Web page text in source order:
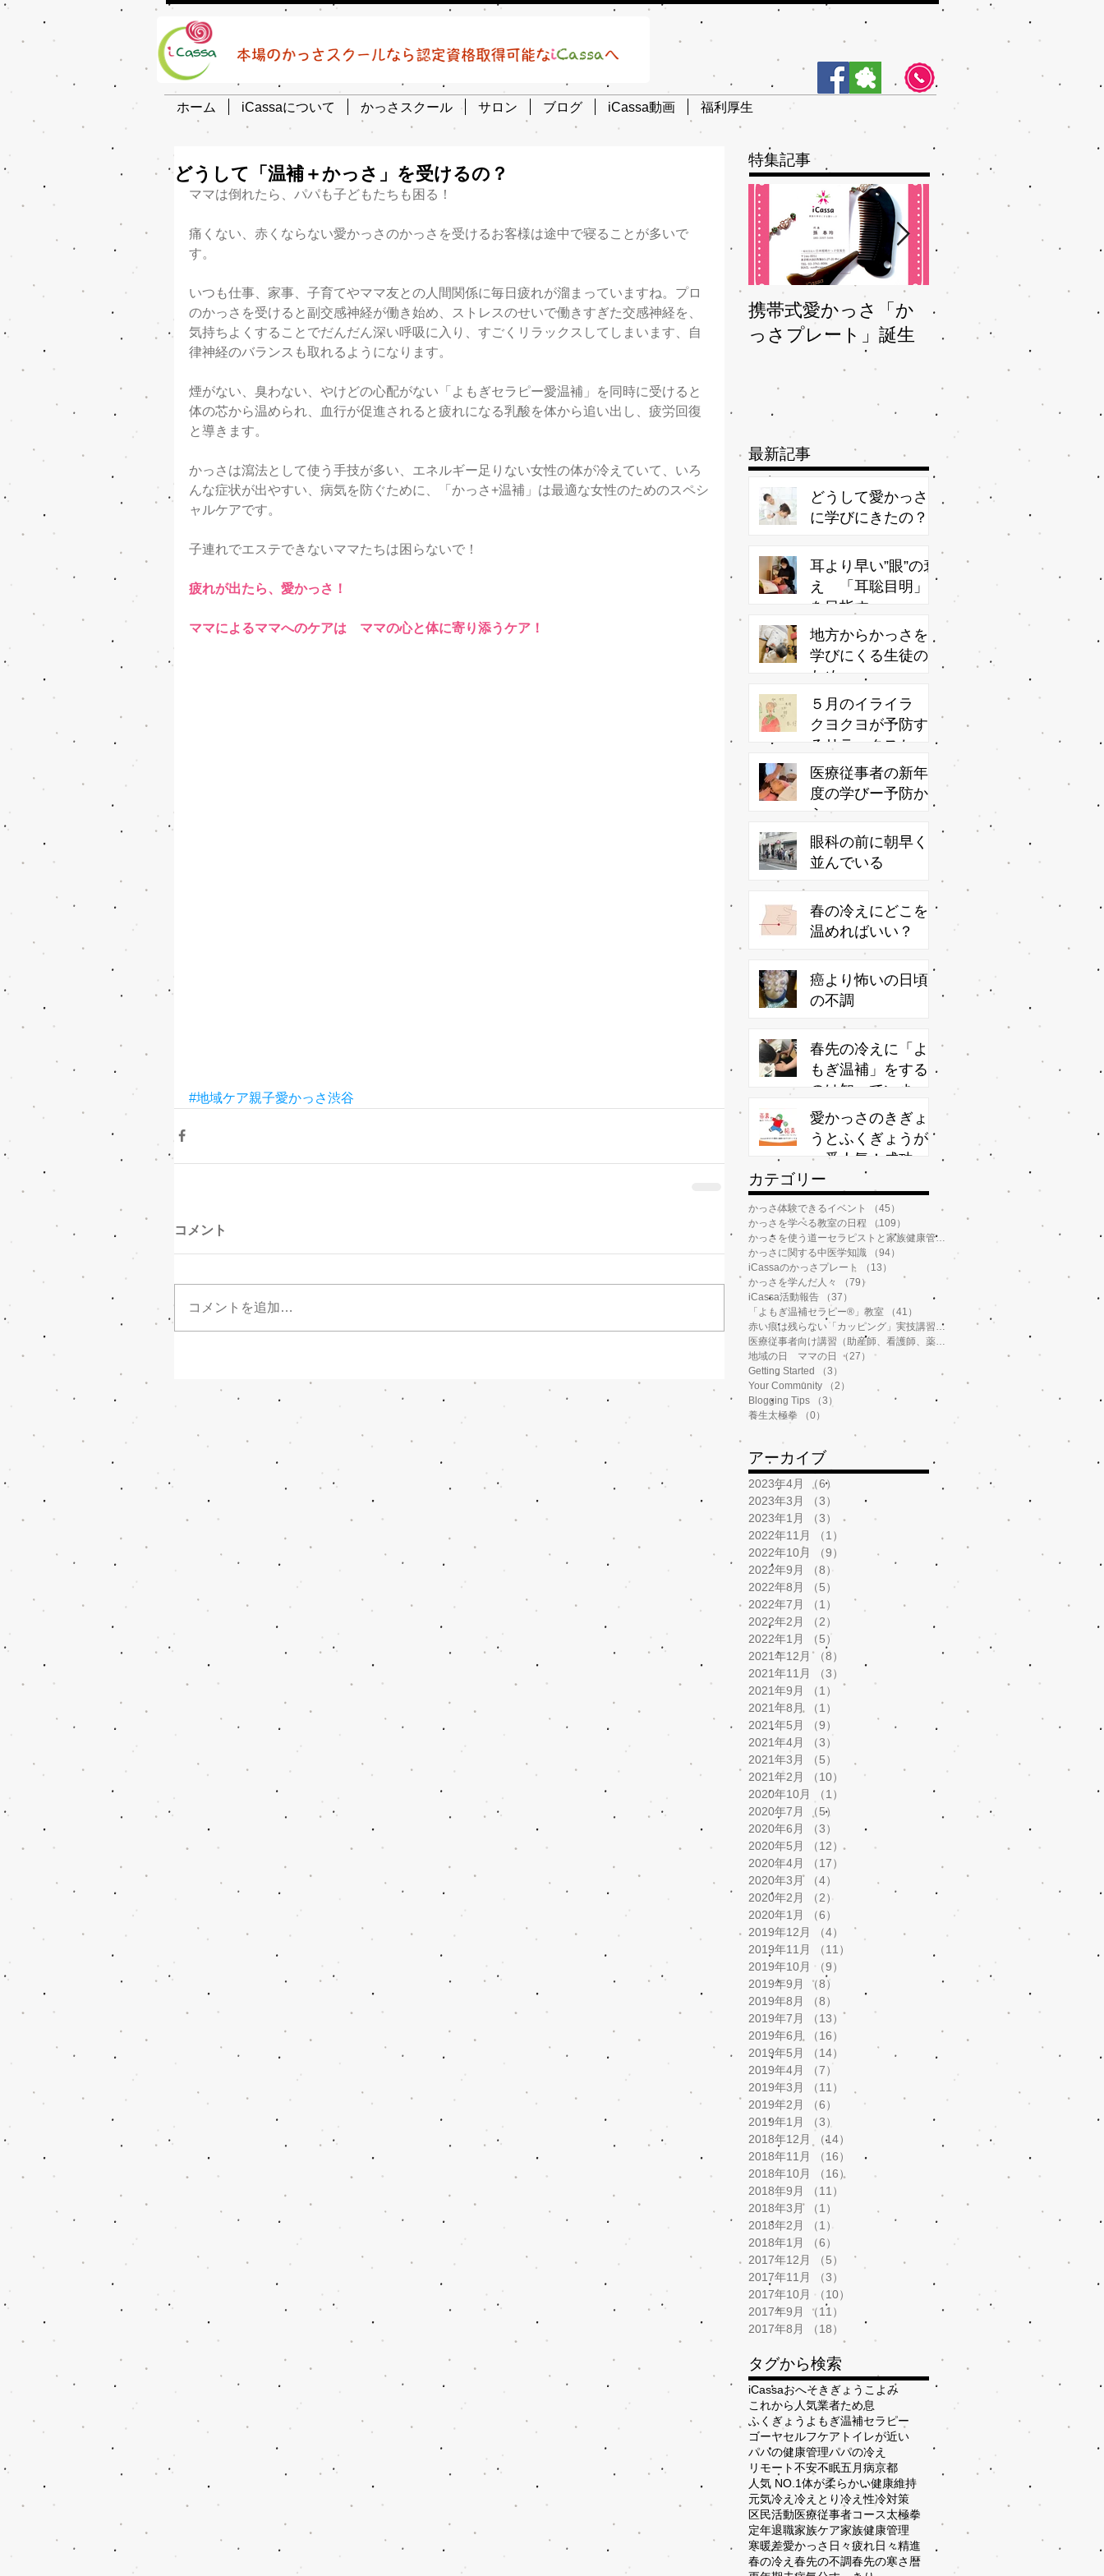
ホーム iCassaについて かっさスクール サロン ブログ iCassa動画 福利厚生
どうして「温補＋かっさ」を受けるの？
ママは倒れたら、パパも子どもたちも困る！
痛くない、赤くならない愛かっさのかっさを受けるお客様は途中で寝ることが多いで
す。
いつも仕事、家事、子育てやママ友との人間関係に毎日疲れが溜まっていますね。プロ
のかっさを受けると副交感神経が働き始め、ストレスのせいで働きすぎた交感神経を、
気持ちよくすることでだんだん深い呼吸に入り、すごくリラックスしてしまいます、自
律神経のバランスも取れるようになります。
煙がない、臭わない、やけどの心配がない「よもぎセラピー愛温補」を同時に受けると
体の芯から温められ、血行が促進されると疲れになる乳酸を体から追い出し、疲労回復
と導きます。
かっさは瀉法として使う手技が多い、エネルギー足りない女性の体が冷えていて、いろ
んな症状が出やすい、病気を防ぐために、「かっさ+温補」は最適な女性のためのスペシ
ャルケアです。
子連れでエステできないママたちは困らないで！
疲れが出たら、愛かっさ！
ママによるママへのケアは　ママの心と体に寄り添うケア！
#地域ケア親子愛かっさ渋谷
コメント
コメントを追加…
特集記事
携帯式愛かっさ「か
っさプレート」誕生
夏バテバテを脱つ、
秋ガサガサを予防
最新記事
どうして愛かっさ
に学びにきたの？
耳より早い”眼”の衰
え 「耳聡目明」
を目指す
地方からかっさを
学びにくる生徒の
ため
５月のイライラ
クヨクヨが予防す
るリラックスかっ
さ
医療従事者の新年
度の学びー予防か
ら
眼科の前に朝早く
並んでいる
春の冷えにどこを
温めればいい？
癌より怖いの日頃
の不調
春先の冷えに「よ
もぎ温補」をする
のは知っています
か？
愛かっさのきぎょ
うとふくぎょうが
一番人気！成功率
が高いわけ
​カテゴリー
かっさ体験できるイベント （45）
45件の記事
かっさを学べる教室の日程
（109）
かっさを使う道ーセラピストと家族健康管理
かっさに関する中医学知識
（94）
iCassaのかっさプレート
（13）
かっさを学んだ人々
（79）
79件の記事
iCassa活動報告
（37）
「よもぎ温補セラピー®️」教室
（41）
赤い痕は残らない「カッピング」実技講習（6）
6件の記事
地域の日 ママの日
（27）
27件の記事
Getting Started
（3）
Your Community
（2）
Blogging Tips
（3）
養生太極拳
（0）
アーカイブ
2023年4月 （6）
2023年3月
（3）
3件の記事
2023年1月
（3）
3件の記事
2022年11月
（1）
2022年10月
（9）
9件の記事
2022年9月
（8）
2022年8月
（5）
2022年7月
（1）
1件の記事
2022年2月
（2）
2022年1月
（5）
2021年12月
（8）
2021年11月
（3）
2021年9月
（1）
2021年8月
（1）
2021年5月
（9）
2021年4月
（3）
2021年3月
（5）
2021年2月
（10）
10件の記事
2020年10月
（1）
2020年7月
（5）
2020年6月
（3）
3件の記事
2020年5月
（12）12件の記事
2020年4月
（17）
2020年3月
（4）
4件の記事
2020年2月
（2）
2020年1月
（6）
2019年12月
（4）
4件の記事
2019年11月
（11）
2019年10月 （9）
2019年9月
（8）
2019年8月
（8）
2019年7月
（13） 13件の記事
2019年6月
（16）
2019年5月
（14）
14件の記事
2019年4月
（7）
2019年3月
（11）
2019年2月
（6）
6件の記事
2019年1月
（3）
2018年12月
（14）
2018年11月
（16）
16件の記事
2018年10月
（16）
16件の記事
2018年9月
（11）
2018年3月
（1）
1件の記事
2018年2月
（1）
2018年1月
（6）
2017年12月
（5）
5件の記事
2017年11月
（3）
2017年10月 （10）
2017年9月
（11）
2017年8月
（18）
タグから検索
iCassaおへそきぎょう こよみ
これから人気業者ため息
ふくぎょう よもぎ温補セラピー
ゴーヤセルフケア トイレが近い
パパの健康管理パパの冷え
リモート不安不眠五月病京都
人気 NO.1体が柔らかい健康維持
元気冷え 冷えとり冷え性冷対策
区民活動医療従事者コース太極拳
定年退職家族ケア家族健康管理
寒暖差愛かっさ 日々疲れ日々精進
春の冷え 春先の不調春先の寒さ 暦